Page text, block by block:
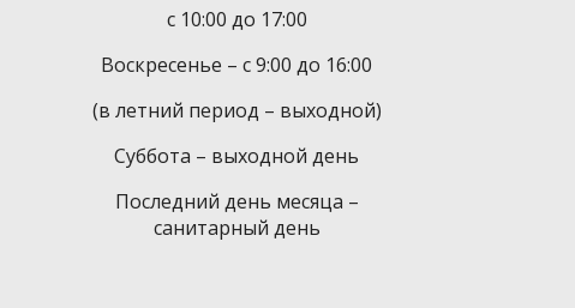
с 10:00 до 17:00
Воскресенье – с 9:00 до 16:00
(в летний период – выходной)
Суббота – выходной день
Последний день месяца –
санитарный день